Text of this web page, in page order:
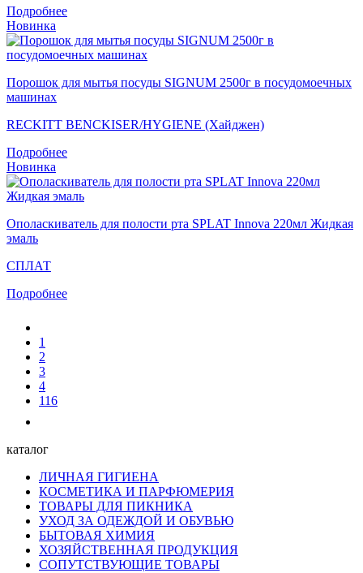
Подробнее
Новинка
Порошок для мытья посуды SIGNUM 2500г в посудомоечных
машинах
RECKITT BENCKISER/HYGIENE (Хайджен)
Подробнее
Новинка
Ополаскиватель для полости рта SPLAT Innova 220мл Жидкая
эмаль
СПЛАТ
Подробнее
1
2
3
4
116
каталог
ЛИЧНАЯ ГИГИЕНА
КОСМЕТИКА И ПАРФЮМЕРИЯ
ТОВАРЫ ДЛЯ ПИКНИКА
УХОД ЗА ОДЕЖДОЙ И ОБУВЬЮ
БЫТОВАЯ ХИМИЯ
ХОЗЯЙСТВЕННАЯ ПРОДУКЦИЯ
СОПУТСТВУЮЩИЕ ТОВАРЫ